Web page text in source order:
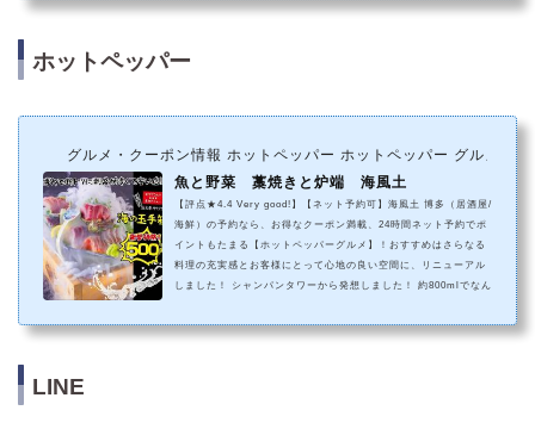
ホットペッパー
グルメ・クーポン情報 ホットペッパー ホットペッパー グルメ
魚と野菜 藁焼きと炉端 海風土
【評点★4.4 Very good!】【ネット予約可】海風土 博多（居酒屋/
海鮮）の予約なら、お得なクーポン満載、24時間ネット予約でポ
イントもたまる【ホットペッパーグルメ】！おすすめはさらなる
料理の充実感とお客様にとって心地の良い空間に、リニューアル
しました！ シャンパンタワーから発想しました！ 約800mlでなん
舗はネット予約に対応しています。
LINE